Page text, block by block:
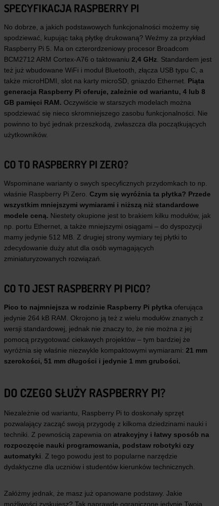
SPECYFIKACJA RASPBERRY PI
No dobrze, a jakich podstawowych funkcjonalności możemy się
spodziewać, kupując taką płytkę drukowaną? Weźmy za przykład
Raspberry Pi 5. Ma on czterordzeniowy procesor Broadcom
BCM2712 ARM Cortex-A76 o taktowaniu 2,4 GHz . Standardem jest
też już wbudowane WiFi i moduł Bluetooth, złącza USB typu C, a
także microHDMI, slot na karty microSD, gniazdo Ethernet. Piąta
generacja Raspberry Pi oferuje, zależnie od wariantu, 4 lub 8
GB pamięci RAM. Oczywiście w starszych modelach można
spodziewać się nieco skromniejszego zasobu funkcjonalności. Nie
powinno to być jednak przeszkodą, zwłaszcza dla początkujących
użytkowników.
CO TO RASPBERRY PI ZERO?
Wspominane warianty o swych specyficznych przydomkach to np.
właśnie Raspberry Pi Zero. Czym się wyróżnia ta płytka? Przede
wszystkim mniejszymi wymiarami i niższą niż standardowe
modele ceną. Niestety okupione jest to brakiem kilku modułów, jak
np. portu Ethernet, a także mniejszymi osiągami – do dyspozycji
mamy jedynie 512 MB. Z drugiej strony wymiary tej płytki to
zdecydowanie duży atut dla osób wymagających
zminiaturyzowanych rozwiązań.
CO TO JEST RASPBERRY PI PICO?
Pico to najmniejsza w rodzinie Raspberry Pi płytka oferująca
jedynie 264 kB RAM. Okrojono ją też z wielu modułów znanych z
wersji standardowej, jednak nie znaczy to, że nie można z jej
pomocą przygotować ciekawych projektów – tym bardziej że
wyróżnia się właśnie niezwykle kompaktowymi wymiarami: 21 mm
szerokości, 51 mm długości i jedynie 1 mm grubości.
DO CZEGO SŁUŻY RASPBERRY PI?
Niezależnie od wariantu, Raspberry Pi to doskonały sprzęt
pozwalający zacząć swoją przygodę z kilkoma dziedzinami nauki i
techniki. Z pewnością zapewnia on atrakcyjny i łatwy sposób na
rozpoczęcie nauki programowania, podstaw robotyki czy
automatyki . Z tego powodu jest to popularne narzędzie
dydaktyczne dla uczniów i studentów kierunków technicznych.
Załóżmy jednak, że masz już opanowane podstawy. Jakie
możliwości zyskujesz? Tak naprawdę ograniczone jedynie Twoją